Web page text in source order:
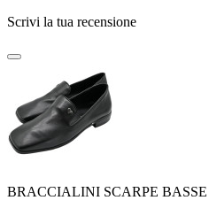
Scrivi la tua recensione
BRACCIALINI SCARPE BASSE